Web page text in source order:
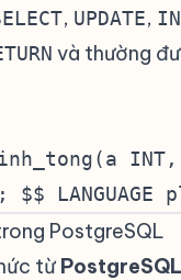
, UPDATE,
và thường
tinh_tong(a
$$ LANGUAGE
PostgreSQL
từPostgreSQL